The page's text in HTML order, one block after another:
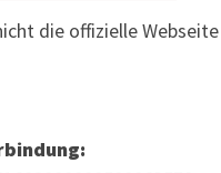
die offizielle